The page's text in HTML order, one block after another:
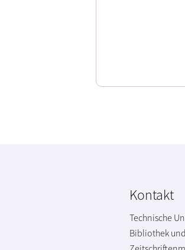
Kontakt
Technische
Bibliothek